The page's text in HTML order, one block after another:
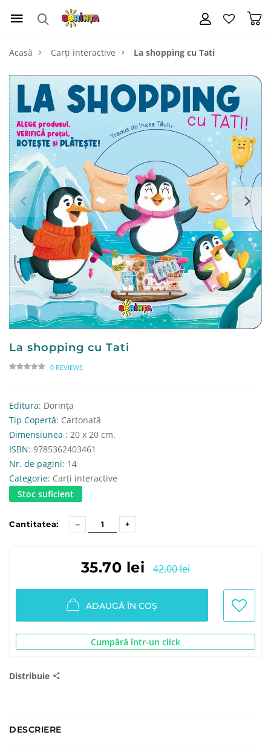
Acasă Carți interactive La shopping cu Tati
La shopping cu Tati
0 REVIEWS
Editura: Dorința
Tip Copertă: Cartonată
Dimensiunea : 20 x 20 cm.
ISBN: 9785362403461
Nr. de pagini: 14
Categorie: Carți interactive
Stoc suficient
Cantitatea:
35.70 lei 42.00 lei
ADAUGĂ ÎN COȘ
Cumpără într-un click
Distribuie
DESCRIERE